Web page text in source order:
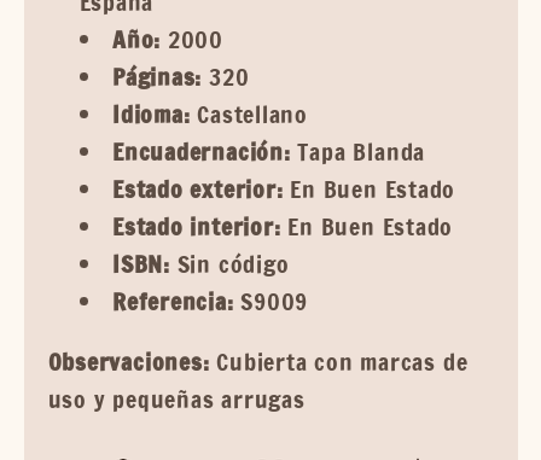
Año: 2000
Páginas: 320
Idioma: Castellano
Encuadernación: Tapa Blanda
Estado exterior: En Buen Estado
Estado interior: En Buen Estado
ISBN: Sin código
Referencia: S9009
Observaciones: Cubierta con marcas de
uso y pequeñas arrugas